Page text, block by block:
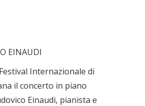
EINAUDI
Internazionale di
il concerto in piano
Einaudi, pianista e